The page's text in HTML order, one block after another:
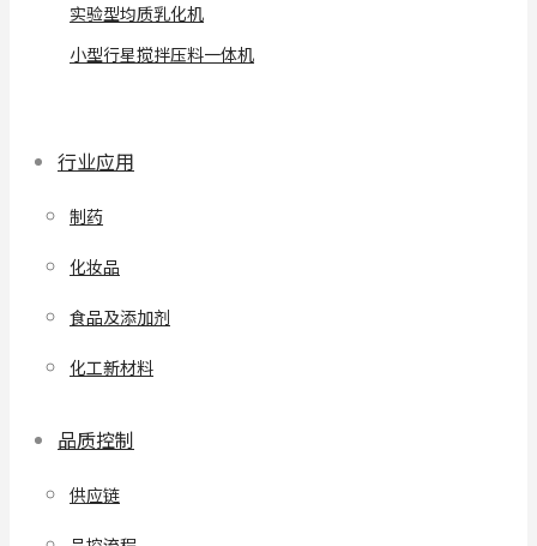
实验型均质乳化机
小型行星搅拌压料一体机
行业应用
制药
化妆品
食品及添加剂
化工新材料
品质控制
供应链